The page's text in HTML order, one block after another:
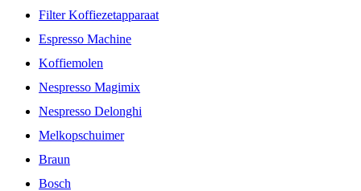
Filter Koffiezetapparaat
Espresso Machine
Koffiemolen
Nespresso Magimix
Nespresso Delonghi
Melkopschuimer
Braun
Bosch